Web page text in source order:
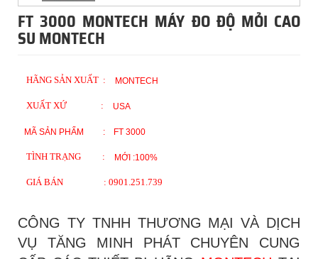
FT 3000 MONTECH MÁY ĐO ĐỘ MỎI CAO
SU MONTECH
HÃNG SẢN XUẤT : MONTECH
XUẤT XỨ : USA
MÃ SẢN PHẨM : FT 3000
TÌNH TRẠNG : MỚI :100%
GIÁ BÁN : 0901.251.739
CÔNG TY TNHH THƯƠNG MẠI VÀ DỊCH
VỤ TĂNG MINH PHÁT CHUYÊN CUNG